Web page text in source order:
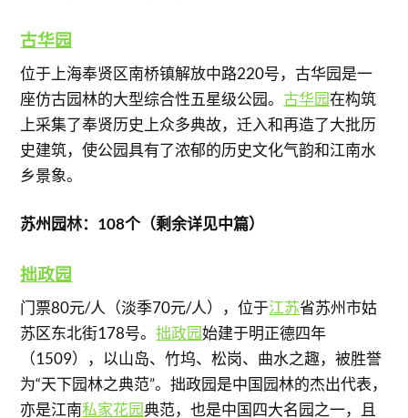
古华园
位于上海奉贤区南桥镇解放中路220号，古华园是一
座仿古园林的大型综合性五星级公园。 古华园在构筑
上采集了奉贤历史上众多典故，迁入和再造了大批历
史建筑，使公园具有了浓郁的历史文化气韵和江南水
乡景象。
苏州园林：108个（剩余详见中篇）
拙政园
门票80元/人（淡季70元/人），位于江苏省苏州市姑
苏区东北街178号。拙政园始建于明正德四年
（1509），以山岛、竹坞、松岗、曲水之趣，被胜誉
为“天下园林之典范”。拙政园是中国园林的杰出代表，
亦是江南私家花园典范，也是中国四大名园之一，且